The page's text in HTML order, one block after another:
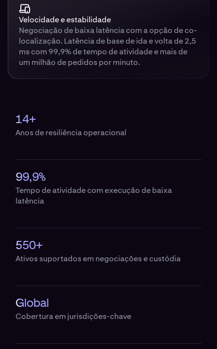
Velocidade e estabilidade
Negociação de baixa latência com a opção de co-
localização. Latência de base de ida e volta de 2,5
ms com 99,9% de tempo de atividade e mais de
um milhão de pedidos por minuto.
14+
Anos de resiliência operacional
99,9%
Tempo de atividade com execução de baixa
latência
550+
Ativos suportados em negociações e custódia
Global
Cobertura em jurisdições-chave